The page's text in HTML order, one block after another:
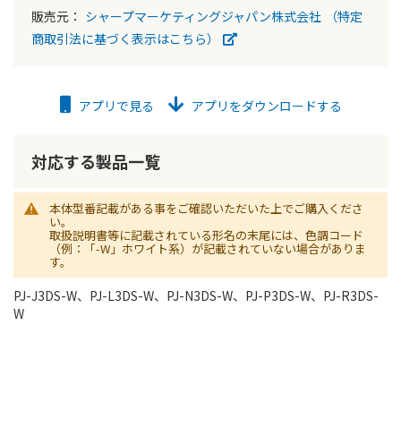
販売元： シャープマーケティングジャパン株式会社
（特定
商取引法に基づく表示はこちら）
アプリで見る アプリをダウンロードする
対応する製品一覧
本体型番記載がある事をご確認いただいた上でご購入くださ
い。
取扱説明書等に記載されている形名の末尾には、色調コード
（例：「-W」ホワイト系）が記載されていない場合がありま
す。
PJ-J3DS-W、PJ-L3DS-W、PJ-N3DS-W、PJ-P3DS-W、PJ-R3DS-
W